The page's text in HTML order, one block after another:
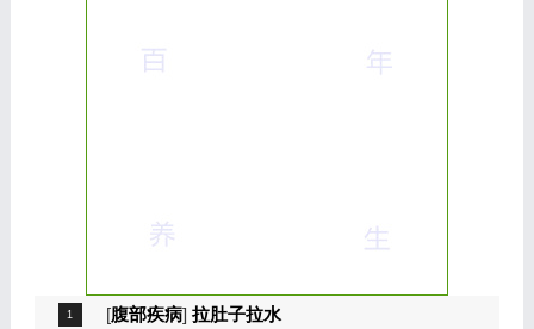
[腹部疾病] 拉肚子拉水